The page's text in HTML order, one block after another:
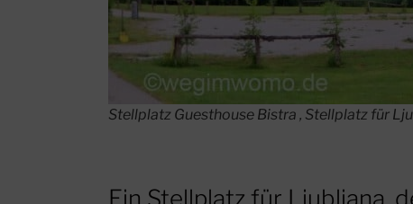
Stellplatz Guesthouse Bistra , Stellplatz für
Ein Stellplatz für Ljubljana,